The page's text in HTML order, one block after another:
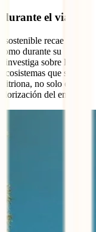
el viaje
recae en los
durante su
investiga sobre la
que se van
no solo evita
del entorno.